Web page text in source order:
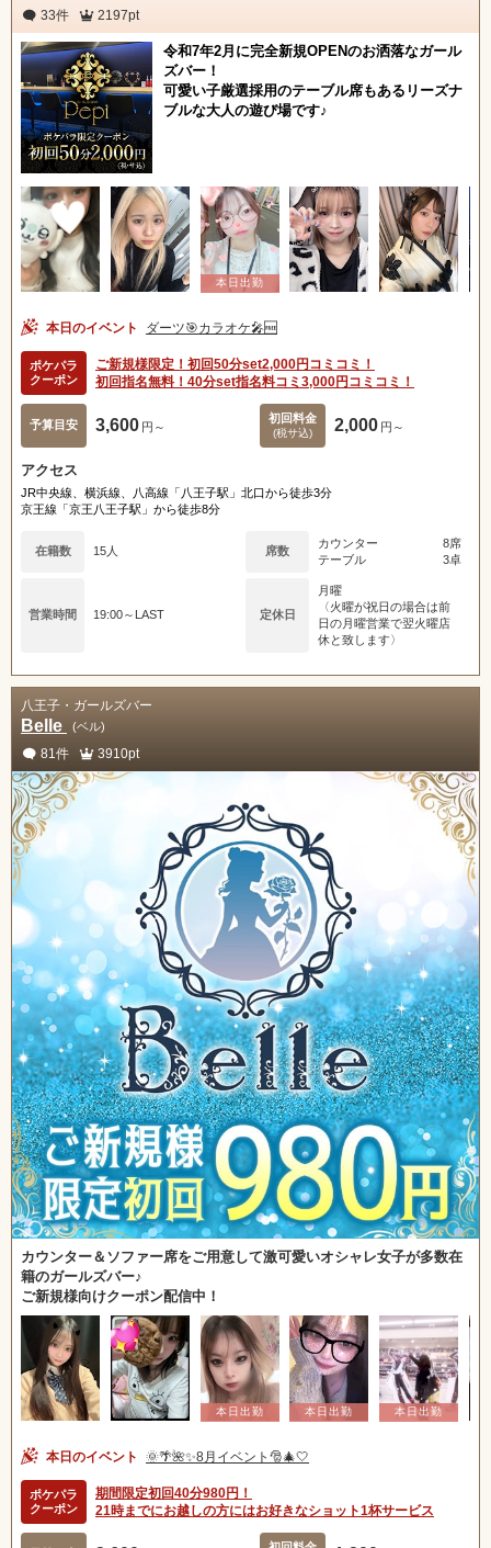
33件 2197pt
令和7年2月に完全新規OPENのお洒落なガール
ズバー！
可愛い子厳選採用のテーブル席もあるリーズナ
ブルな大人の遊び場です♪
本日のイベント ダーツ🎯カラオケ🎤🆓
ポケパラ
クーポン
ご新規様限定！初回50分set2,000円コミコミ！
初回指名無料！40分set指名料コミ3,000円コミコミ！
予算目安 3,600 円～
初回料金
(税サ込) 2,000 円～
アクセス
JR中央線、横浜線、八高線「八王子駅」北口から徒歩3分
京王線「京王八王子駅」から徒歩8分
在籍数 15人 席数
カウンター
8席
テーブル
3卓
営業時間 19:00～LAST 定休日
月曜
〈火曜が祝日の場合は前
日の月曜営業で翌火曜店
休と致します〉
八王子・ガールズバー
Belle (ベル)
81件 3910pt
カウンター＆ソファー席をご用意して激可愛いオシャレ女子が多数在
籍のガールズバー♪
ご新規様向けクーポン配信中！
本日のイベント 🌞🌴🌺✨8月イベント🎅🎄🤍
ポケパラ
クーポン
期間限定初回40分980円！
21時までにお越しの方にはお好きなショット1杯サービス
会員ログイン
甲信越